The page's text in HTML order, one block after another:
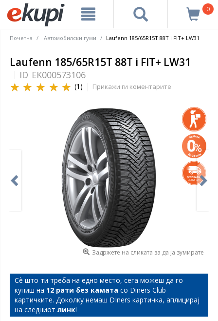
0
Почетна Автомобилски гуми Laufenn 185/65R15T 88T i FIT+ LW31
Laufenn 185/65R15T 88T i FIT+ LW31
ID EK000573106
(1) Прикажи ги коментарите
Задржете на сликата за да ја зумирате
Сѐ што ти треба на едно место, сега можеш да го
купиш на 12 рати без камата со Diners Club
картичките. Доколку немаш DIners картичка, аплицирај
на следниот линк!